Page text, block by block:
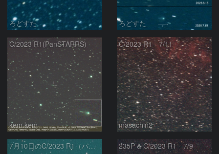
ろどすた ろどすた
C/2023 R1(PanSTARRS)
kem.kem
C/2023 R1 7/11
masachin2
7月10日のC/2023 R1（パンスターズ彗星） 235P & C/2023 R1 7/9